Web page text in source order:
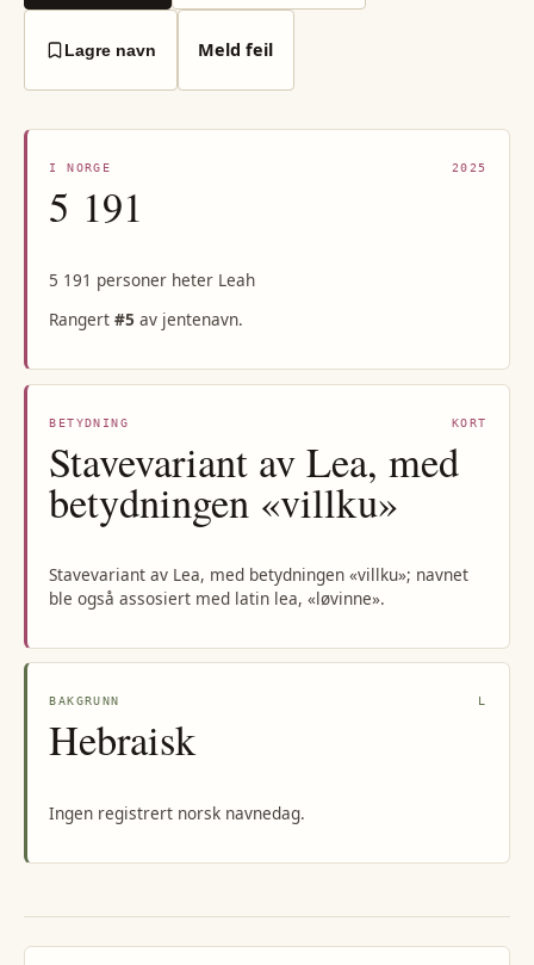
Lagre navn Meld feil
I NORGE 2025
5 191
5 191 personer heter Leah
Rangert#5 av jentenavn.
BETYDNING KORT
Stavevariant av Lea, med
betydningen «villku»
Stavevariant av Lea, med betydningen «villku»; navnet
ble også assosiert med latin lea, «løvinne».
BAKGRUNN L
Hebraisk
Ingen registrert norsk navnedag.